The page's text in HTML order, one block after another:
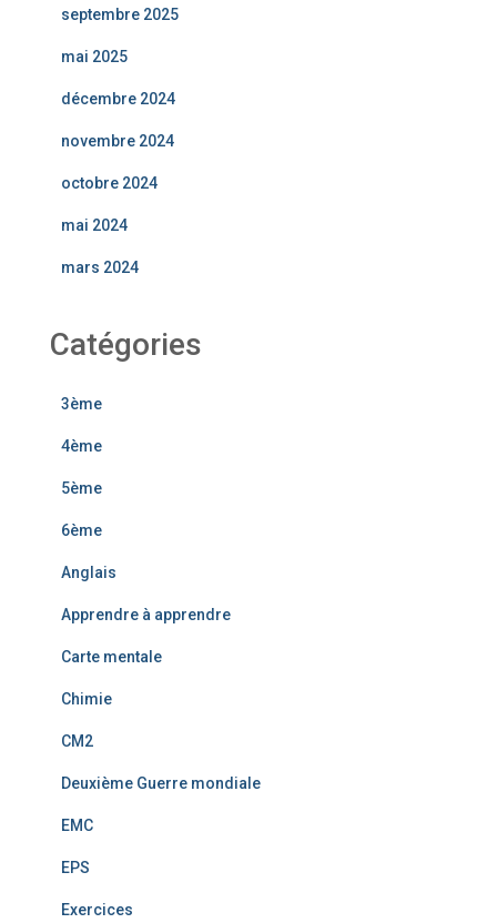
septembre 2025
mai 2025
décembre 2024
novembre 2024
octobre 2024
mai 2024
mars 2024
Catégories
3ème
4ème
5ème
6ème
Anglais
Apprendre à apprendre
Carte mentale
Chimie
CM2
Deuxième Guerre mondiale
EMC
EPS
Exercices